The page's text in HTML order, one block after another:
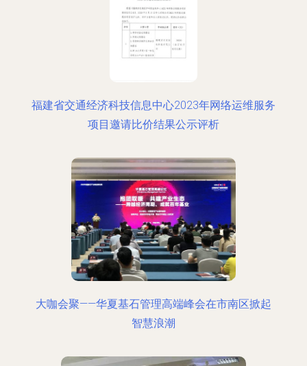
福建省交通经济科技信息中心2023年网络运维服务
项目邀请比价结果公示评析
大咖会聚——华夏基石管理高端峰会在市南区掀起
智慧浪潮